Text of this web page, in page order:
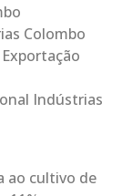
Colombo
Indústrias
ao cultivo de